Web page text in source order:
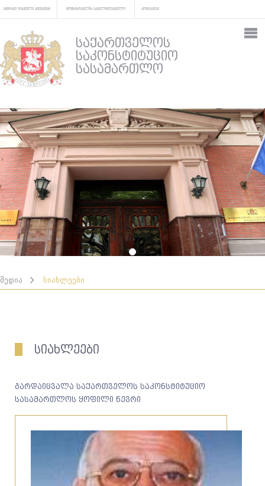
ხშირად დასმული კითხვები მომხმარებლის სახელმძღვანელო კონტაქტი
საქართველოს
საკონსტიტუციო
სასამართლო
მედია სიახლეები
სიახლეები
გარდაიცვალა საქართველოს საკონსტიტუციო
სასამართლოს ყოფილი წევრი